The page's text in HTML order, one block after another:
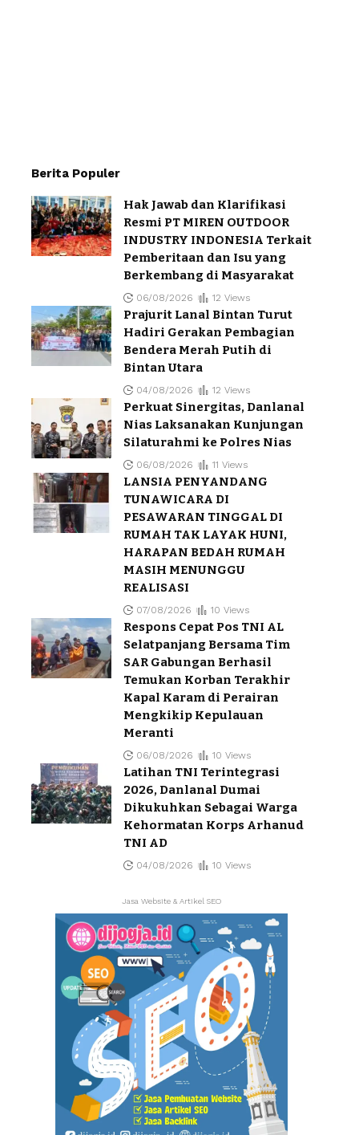
Berita Populer
Hak Jawab dan Klarifikasi
Resmi PT MIREN OUTDOOR
INDUSTRY INDONESIA Terkait
Pemberitaan dan Isu yang
Berkembang di Masyarakat
06/08/2026 12 Views
Prajurit Lanal Bintan Turut
Hadiri Gerakan Pembagian
Bendera Merah Putih di
Bintan Utara
04/08/2026 12 Views
Perkuat Sinergitas, Danlanal
Nias Laksanakan Kunjungan
Silaturahmi ke Polres Nias
06/08/2026 11 Views
LANSIA PENYANDANG
TUNAWICARA DI
PESAWARAN TINGGAL DI
RUMAH TAK LAYAK HUNI,
HARAPAN BEDAH RUMAH
MASIH MENUNGGU
REALISASI
07/08/2026 10 Views
Respons Cepat Pos TNI AL
Selatpanjang Bersama Tim
SAR Gabungan Berhasil
Temukan Korban Terakhir
Kapal Karam di Perairan
Mengkikip Kepulauan
Meranti
06/08/2026 10 Views
Latihan TNI Terintegrasi
2026, Danlanal Dumai
Dikukuhkan Sebagai Warga
Kehormatan Korps Arhanud
TNI AD
04/08/2026 10 Views
Jasa Website & Artikel SEO